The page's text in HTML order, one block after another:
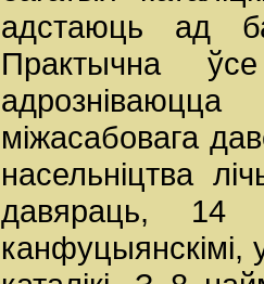
адстаюць ад
Практычна
міжасабовага
насельніцтва
давяраць, 14
канфуцыянскімі,